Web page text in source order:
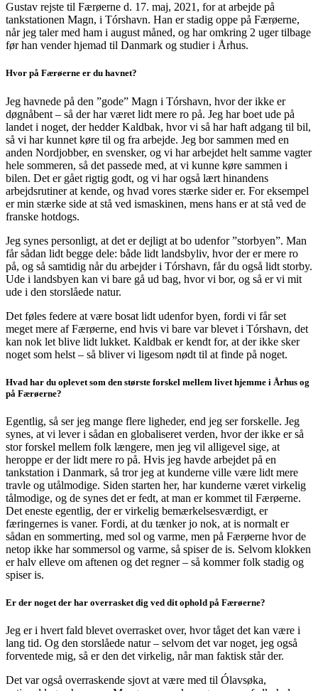
Gustav rejste til Færøerne d. 17. maj, 2021, for at arbejde på
tankstationen Magn, i Tórshavn. Han er stadig oppe på Færøerne,
når jeg taler med ham i august måned, og har omkring 2 uger tilbage
før han vender hjemad til Danmark og studier i Århus.
Hvor på Færøerne er du havnet?
Jeg havnede på den ”gode” Magn i Tórshavn, hvor der ikke er
døgnåbent – så der har været lidt mere ro på. Jeg har boet ude på
landet i noget, der hedder Kaldbak, hvor vi så har haft adgang til bil,
så vi har kunnet køre til og fra arbejde. Jeg bor sammen med en
anden Nordjobber, en svensker, og vi har arbejdet helt samme vagter
hele sommeren, så det passede med, at vi kunne køre sammen i
bilen. Det er gået rigtig godt, og vi har også lært hinandens
arbejdsrutiner at kende, og hvad vores stærke sider er. For eksempel
er min stærke side at stå ved ismaskinen, mens hans er at stå ved de
franske hotdogs.
Jeg synes personligt, at det er dejligt at bo udenfor ”storbyen”. Man
får sådan lidt begge dele: både lidt landsbyliv, hvor der er mere ro
på, og så samtidig når du arbejder i Tórshavn, får du også lidt storby.
Ude i landsbyen kan vi bare gå ud bag, hvor vi bor, og så er vi mit
ude i den storslåede natur.
Det føles federe at være bosat lidt udenfor byen, fordi vi får set
meget mere af Færøerne, end hvis vi bare var blevet i Tórshavn, det
kan nok let blive lidt lukket. Kaldbak er kendt for, at der ikke sker
noget som helst – så bliver vi ligesom nødt til at finde på noget.
Hvad har du oplevet som den største forskel mellem livet hjemme i Århus og
på Færøerne?
Egentlig, så ser jeg mange flere ligheder, end jeg ser forskelle. Jeg
synes, at vi lever i sådan en globaliseret verden, hvor der ikke er så
stor forskel mellem folk længere, men jeg vil alligevel sige, at
heroppe er der lidt mere ro på. Hvis jeg havde arbejdet på en
tankstation i Danmark, så tror jeg at kunderne ville være lidt mere
travle og utålmodige. Siden starten her, har kunderne været virkelig
tålmodige, og de synes det er fedt, at man er kommet til Færøerne.
Det eneste egentlig, der er virkelig bemærkelsesværdigt, er
færingernes is vaner. Fordi, at du tænker jo nok, at is normalt er
sådan en sommerting, med sol og varme, men på Færøerne hvor de
netop ikke har sommersol og varme, så spiser de is. Selvom klokken
er halv elleve om aftenen og det regner – så kommer folk stadig og
spiser is.
Er der noget der har overrasket dig ved dit ophold på Færøerne?
Jeg er i hvert fald blevet overrasket over, hvor tåget det kan være i
lang tid. Og den storslåede natur – selvom det var noget, jeg også
forventede mig, så er den det virkelig, når man faktisk står der.
Det var også overraskende sjovt at være med til Ólavsøka,